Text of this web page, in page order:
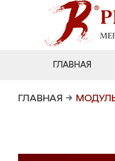
ГЛАВНАЯ
ГЛАВНАЯ →